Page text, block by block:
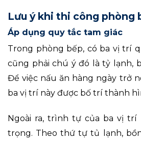
Lưu ý khi thi công phòng
Áp dụng quy tắc tam giác
Trong phòng bếp, có ba vị trí
cũng phải chú ý đó là tỷ lạnh,
Để việc nấu ăn hàng ngày trở
ba vị trí này được bố trí thành
Ngoài ra, trình tự của ba vị trí
trọng. Theo thứ tự tủ lạnh,